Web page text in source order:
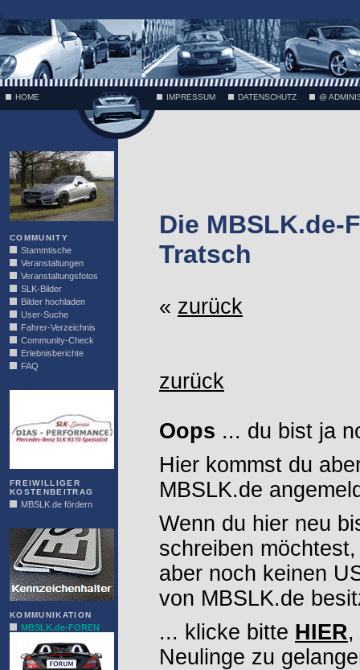
;
HOME IMPRESSUM DATENSCHUTZ @
COMMUNITY
Stammtische
Veranstaltungen
Veranstaltungsfotos
SLK-Bilder
Bilder hochladen
User-Suche
Fahrer-Verzeichnis
Community-Check
Erlebnisberichte
FAQ
FREIWILLIGER
KOSTENBEITRAG
MBSLK.de fördern
KOMMUNIKATION
MBSLK.de-FOREN
Die MBSLK.de-
Tratsch
« zurück
zurück
Oops ... du bist ja
Hier kommst du
MBSLK.de
Wenn du hier neu
schreiben möchtest,
aber noch keinen
von MBSLK.de
... klicke bitte HIER,
Neulinge zu